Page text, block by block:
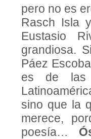
pero no es
Rasch Isla
Eustasio
grandiosa.
Páez
es de las
sino que la
merece,
poesía…